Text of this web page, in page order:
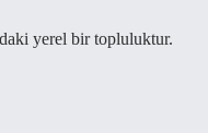
yerel bir topluluktur.